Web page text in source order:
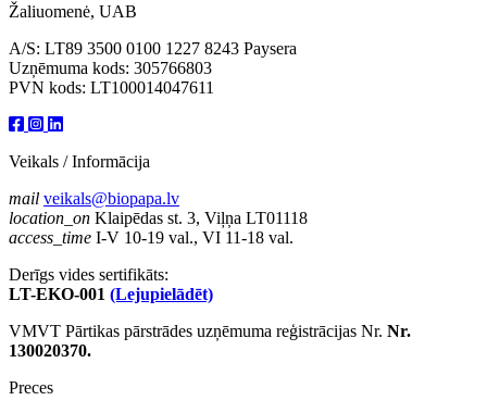
Žaliuomenė, UAB
A/S: LT89 3500 0100 1227 8243 Paysera
Uzņēmuma kods: 305766803
PVN kods: LT100014047611
Veikals / Informācija
mail veikals@biopapa.lv
location_on Klaipēdas st. 3, Viļņa LT01118
access_time I-V 10-19 val., VI 11-18 val.
Derīgs vides sertifikāts:
LT-EKO-001 (Lejupielādēt)
VMVT Pārtikas pārstrādes uzņēmuma reģistrācijas Nr. Nr.
130020370.
Preces